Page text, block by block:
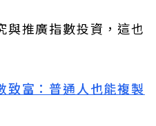
與推廣指數投資，這也
致富：普通人也能複製